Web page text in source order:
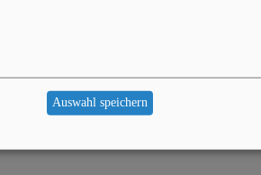
Auswahl speichern